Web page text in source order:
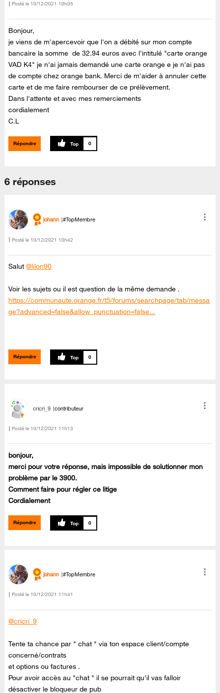
Posté le ‎10/12/2021 10h05
Bonjour,
je viens de m'apercevoir que l'on a débité sur mon compte
bancaire la somme de 32.94 euros avec l'intitulé "carte orange
VAD K4" je n'ai jamais demandé une carte orange e je n'ai pas
de compte chez orange bank. Merci de m'aider à annuler cette
carte et de me faire rembourser de ce prélèvement.
Dans l'attente et avec mes remerciements
cordialement
C.L
Répondre 0
6 réponses
johann #TopMembre
Posté le ‎10/12/2021 10h42
Salut@lilon90
Voir les sujets ou il est question de la même demande .
https://communaute.orange.fr/t5/forums/searchpage/tab/messa
ge?advanced=false&allow_punctuation=false...
Répondre 0
cricri_9 contributeur
Posté le ‎10/12/2021 11h13
bonjour,
merci pour votre réponse, mais impossible de solutionner mon
problème par le 3900.
Comment faire pour régler ce litige
Cordialement
Répondre 0
johann #TopMembre
Posté le ‎10/12/2021 11h41
@cricri_9
Tente ta chance par " chat " via ton espace client/compte
concerné/contrats
et options ou factures .
Pour avoir accès au "chat " il se pourrait qu'il vas falloir
désactiver le bloqueur de pub